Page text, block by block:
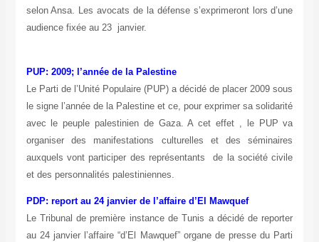
selon Ansa. Les avocats de la défense s’exprimeront lors d’une
audience fixée au 23 janvier.
PUP: 2009; l’année de la Palestine
Le Parti de l’Unité Populaire (PUP) a décidé de placer 2009 sous
le signe l’année de la Palestine et ce, pour exprimer sa solidarité
avec le peuple palestinien de Gaza. A cet effet , le PUP va
organiser des manifestations culturelles et des séminaires
auxquels vont participer des représentants de la société civile
et des personnalités palestiniennes.
PDP: report au 24 janvier de l’affaire d’El Mawquef
Le Tribunal de première instance de Tunis a décidé de reporter
au 24 janvier l’affaire “d’El Mawquef” organe de presse du Parti